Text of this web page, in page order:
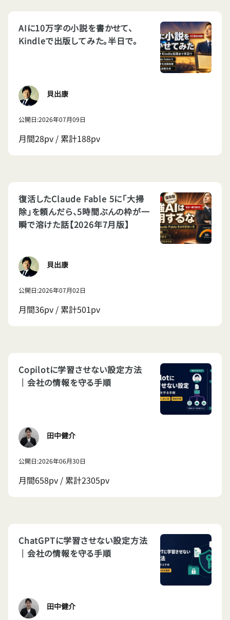
AIに10万字の小説を書かせて、
Kindleで出版してみた。半日で。
貝出康
公開日:2026年07月09日
月間28pv / 累計188pv
復活したClaude Fable 5に「大掃
除」を頼んだら、5時間ぶんの枠が一
瞬で溶けた話【2026年7月版】
貝出康
公開日:2026年07月02日
月間36pv / 累計501pv
Copilotに学習させない設定方法
｜会社の情報を守る手順
田中健介
公開日:2026年06月30日
月間658pv / 累計2305pv
ChatGPTに学習させない設定方法
｜会社の情報を守る手順
田中健介